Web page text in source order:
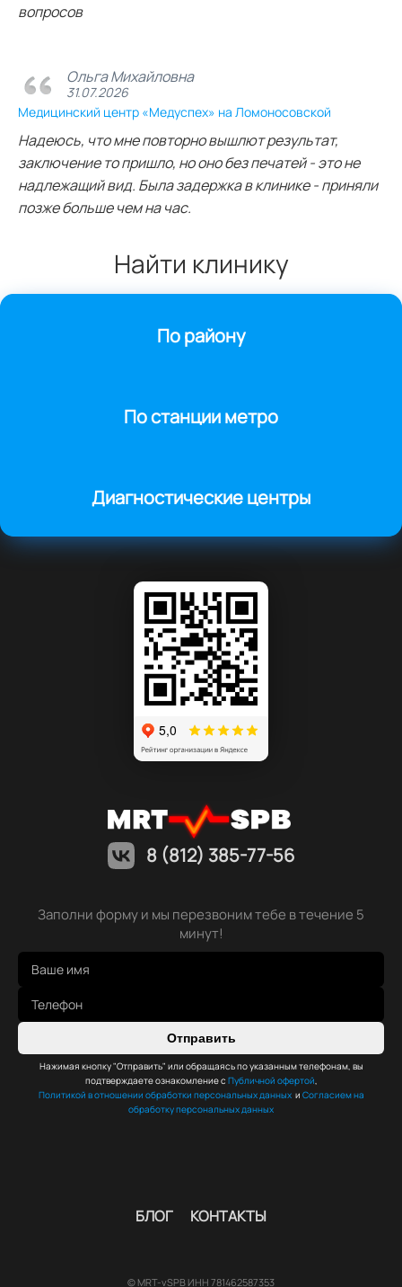
вопросов
Ольга Михайловна
31.07.2026
Медицинский центр «Медуспех» на Ломоносовской
Надеюсь, что мне повторно вышлют результат,
заключение то пришло, но оно без печатей - это не
надлежащий вид. Была задержка в клинике - приняли
позже больше чем на час.
Найти клинику
По району
По станции метро
Диагностические центры
8 (812) 385-77-56
Заполни форму и мы перезвоним тебе в течение 5
минут!
Отправить
Нажимая кнопку "Отправить" или обращаясь по указанным телефонам, вы
подтверждаете ознакомление с Публичной офертой,
Политикой в отношении обработки персональных данных и Согласием на
обработку персональных данных
БЛОГ КОНТАКТЫ
© MRT-vSPB ИНН 781462587353